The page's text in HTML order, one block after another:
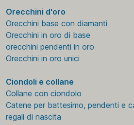
Orecchini d'oro
Orecchini base con diamanti
Orecchini in oro di base
orecchini pendenti in oro
Orecchini in oro unici
Ciondoli e collane
Collane con ciondolo
Catene per battesimo, pendenti e
regali di nascita